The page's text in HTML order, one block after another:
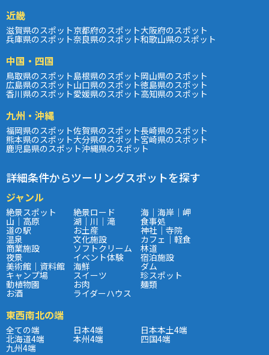
近畿
滋賀県のスポット京都府のスポット大阪府のスポット
兵庫県のスポット奈良県のスポット和歌山県のスポット
中国・四国
鳥取県のスポット島根県のスポット岡山県のスポット
広島県のスポット山口県のスポット徳島県のスポット
香川県のスポット愛媛県のスポット高知県のスポット
九州・沖縄
福岡県のスポット佐賀県のスポット長崎県のスポット
熊本県のスポット大分県のスポット宮崎県のスポット
鹿児島県のスポット沖縄県のスポット
詳細条件からツーリングスポットを探す
ジャンル
絶景スポット 絶景ロード 海｜海岸｜岬
山｜高原 湖｜川｜滝 食事処
道の駅 お土産 神社｜寺院
温泉 文化施設 カフェ｜軽食
商業施設 ソフトクリーム 林道
夜景 イベント体験 宿泊施設
美術館｜資料館 海鮮 ダム
キャンプ場 スイーツ 珍スポット
動植物園 お肉 麺類
お酒 ライダーハウス
東西南北の端
全ての端 日本4端 日本本土4端
北海道4端 本州4端 四国4端
九州4端